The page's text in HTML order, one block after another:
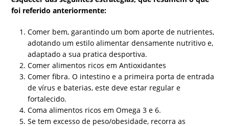
foi referido anteriormente:
Comer bem, garantindo um bom aporte de nutrientes,
adotando um estilo alimentar densamente nutritivo e,
adaptado a sua pratica desportiva.
Comer alimentos ricos em Antioxidantes
Comer fibra. O intestino e a primeira porta de entrada
de vírus e baterias, este deve estar regular e
fortalecido.
Coma alimentos ricos em Omega 3 e 6.
Se tem excesso de peso/obesidade, recorra as